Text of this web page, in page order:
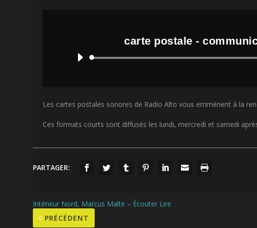
carte postale -
Les cartes postales sonores de Radio Alto vous emmènent à la
Ces formats courts sont diffusés les lundi, mercredi et samedi
PARTAGER:
Intérieur Nord, Marcus Malte – Écouter Lire
PRÉCÉDENT